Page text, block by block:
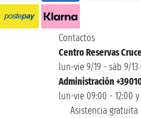
Contactos
Centro Reservas
lun-vie 9/19 - sáb 9/13
Administración
lun-vie 09:00 - 12:00 y
Asistencia gratuita